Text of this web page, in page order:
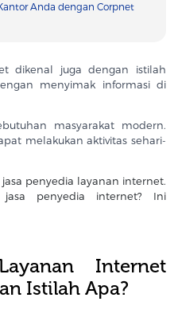
Anda dengan Corpnet
dikenal juga dengan istilah
menyimak informasi di
masyarakat modern.
melakukan aktivitas sehari-
penyedia layanan internet.
penyedia internet? Ini
Internet
Istilah Apa?